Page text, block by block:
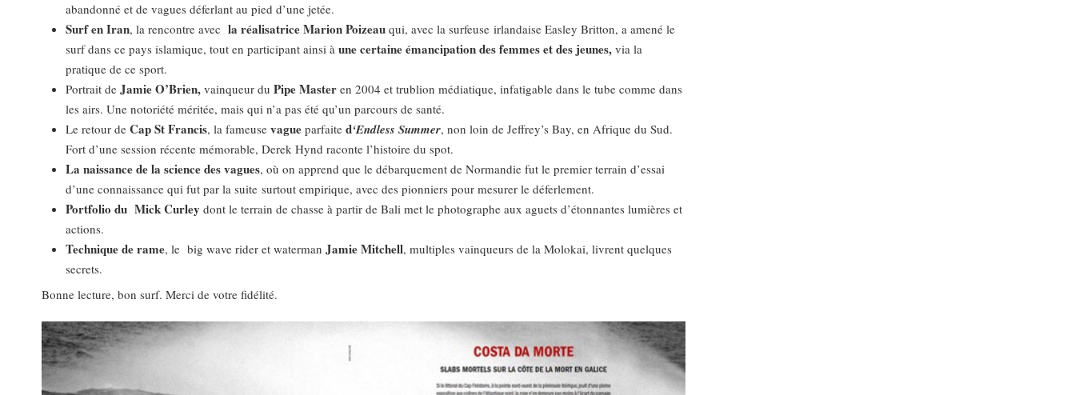
abandonné et de vagues déferlant au pied d’une jetée.
Surf en Iran, la rencontre avec la réalisatrice Marion Poizeau qui, avec la surfeuse irlandaise Easley Britton, a amené le
surf dans ce pays islamique, tout en participant ainsi à une certaine émancipation des femmes et des jeunes, via la
pratique de ce sport.
Portrait de Jamie O’Brien, vainqueur du Pipe Master en 2004 et trublion médiatique, infatigable dans le tube comme dans
les airs. Une notoriété méritée, mais qui n’a pas été qu’un parcours de santé.
Le retour de Cap St Francis, la fameuse vague parfaite d‘Endless Summer, non loin de Jeffrey’s Bay, en Afrique du Sud.
Fort d’une session récente mémorable, Derek Hynd raconte l’histoire du spot.
La naissance de la science des vagues, où on apprend que le débarquement de Normandie fut le premier terrain d’essai
d’une connaissance qui fut par la suite surtout empirique, avec des pionniers pour mesurer le déferlement.
Portfolio du Mick Curley dont le terrain de chasse à partir de Bali met le photographe aux aguets d’étonnantes lumières et
actions.
Technique de rame, le big wave rider et waterman Jamie Mitchell, multiples vainqueurs de la Molokai, livrent quelques
secrets.
Bonne lecture, bon surf. Merci de votre fidélité.